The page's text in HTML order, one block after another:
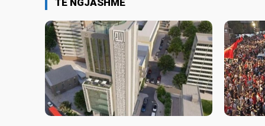
TË NGJASHME